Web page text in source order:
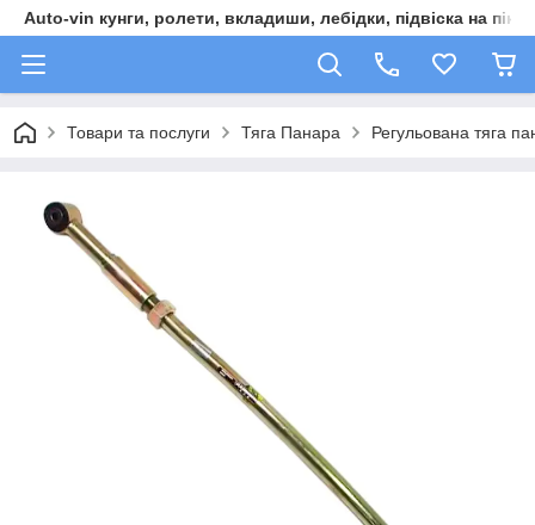
Auto-vin кунги, ролети, вкладиши, лебідки, підвіска на пікап
Товари та послуги Тяга Панара Регульована тяга